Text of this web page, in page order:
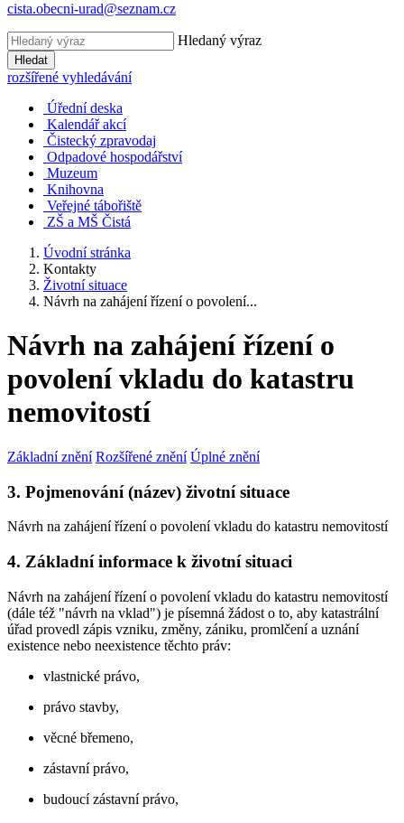
cista.obecni-urad@seznam.cz
Hledaný výraz
Hledat
rozšířené vyhledávání
Úřední deska
Kalendář akcí
Čistecký zpravodaj
Odpadové hospodářství
Muzeum
Knihovna
Veřejné tábořiště
ZŠ a MŠ Čistá
Úvodní stránka
Kontakty
Životní situace
Návrh na zahájení řízení o povolení...
Návrh na zahájení řízení o
povolení vkladu do katastru
nemovitostí
Základní znění Rozšířené znění Úplné znění
3. Pojmenování (název) životní situace
Návrh na zahájení řízení o povolení vkladu do katastru nemovitostí
4. Základní informace k životní situaci
Návrh na zahájení řízení o povolení vkladu do katastru nemovitostí
(dále též "návrh na vklad") je písemná žádost o to, aby katastrální
úřad provedl zápis vzniku, změny, zániku, promlčení a uznání
existence nebo neexistence těchto práv:
vlastnické právo,
právo stavby,
věcné břemeno,
zástavní právo,
budoucí zástavní právo,